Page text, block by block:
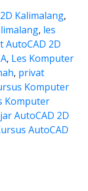
Kalimalang,
, les
AutoCAD 2D
, Les Komputer
, privat
Komputer
Komputer
AutoCAD 2D
AutoCAD